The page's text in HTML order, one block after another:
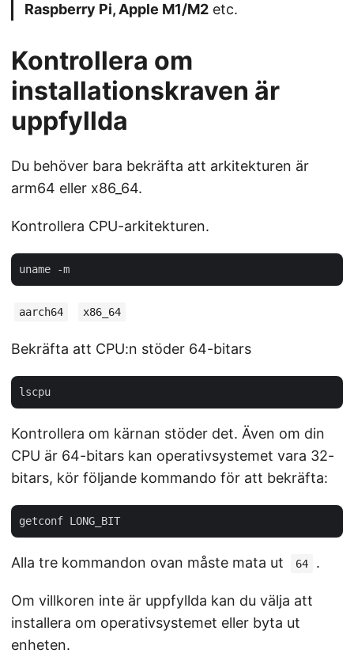
Raspberry Pi, Apple M1/M2 etc.
Kontrollera om
installationskraven är
uppfyllda
Du behöver bara bekräfta att arkitekturen är
arm64 eller x86_64.
Kontrollera CPU-arkitekturen.
aarch64 x86_64
Bekräfta att CPU:n stöder 64-bitars
Kontrollera om kärnan stöder det. Även om din
CPU är 64-bitars kan operativsystemet vara 32-
bitars, kör följande kommando för att bekräfta:
Alla tre kommandon ovan måste mata ut 64 .
Om villkoren inte är uppfyllda kan du välja att
installera om operativsystemet eller byta ut
enheten.